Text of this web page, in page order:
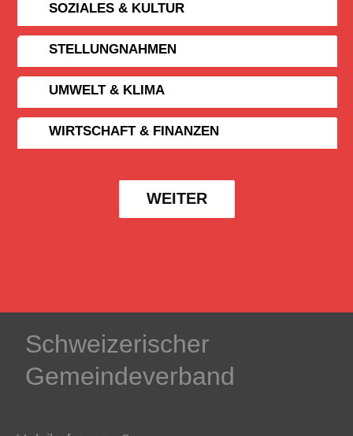
SOZIALES & KULTUR
STELLUNGNAHMEN
UMWELT & KLIMA
WIRTSCHAFT & FINANZEN
WEITER
Schweizerischer
Gemeindeverband